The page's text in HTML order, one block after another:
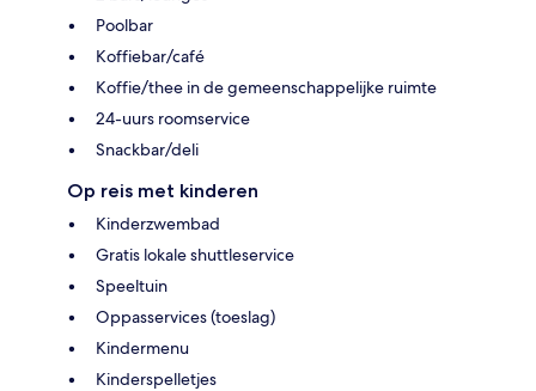
Poolbar
Koffiebar/café
Koffie/thee in de gemeenschappelijke ruimte
24-uurs roomservice
Snackbar/deli
Op reis met kinderen
Kinderzwembad
Gratis lokale shuttleservice
Speeltuin
Oppasservices (toeslag)
Kindermenu
Kinderspelletjes